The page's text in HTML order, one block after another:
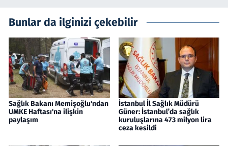
Bunlar da ilginizi çekebilir
Sağlık Bakanı Memişoğlu'ndan
UMKE Haftası'na ilişkin
paylaşım
İstanbul İl Sağlık Müdürü
Güner: İstanbul’da sağlık
kuruluşlarına 473 milyon lira
ceza kesildi